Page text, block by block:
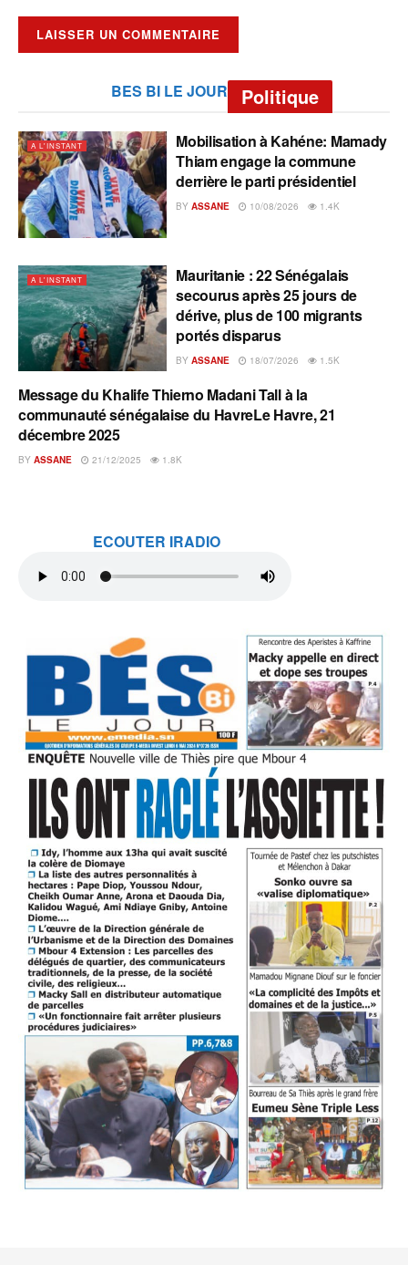
BES BI LE JOUR Politique
A L'INSTANT
Mobilisation à Kahéne: Mamady
Thiam engage la commune
derrière le parti présidentiel
BY ASSANE 10/08/2026 1.4K
A L'INSTANT
Mauritanie : 22 Sénégalais
secourus après 25 jours de
dérive, plus de 100 migrants
portés disparus
BY ASSANE 18/07/2026 1.5K
A L'INSTANT
Message du Khalife Thierno Madani Tall à la
communauté sénégalaise du HavreLe Havre, 21
décembre 2025
BY ASSANE 21/12/2025 1.8K
ECOUTER IRADIO